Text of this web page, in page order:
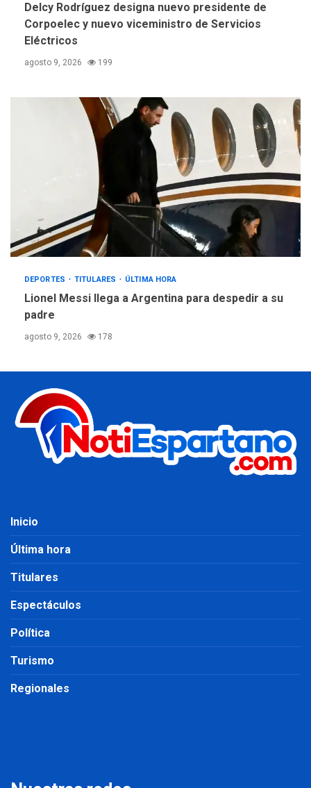
Delcy Rodríguez designa nuevo presidente de
Corpoelec y nuevo viceministro de Servicios
Eléctricos
agosto 9, 2026 199
DEPORTES TITULARES ÚLTIMA HORA
Lionel Messi llega a Argentina para despedir a su
padre
agosto 9, 2026 178
Inicio
Última hora
Titulares
Espectáculos
Política
Turismo
Regionales